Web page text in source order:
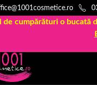
de cumpărături o bucată